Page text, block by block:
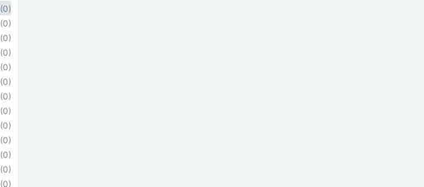
(0)
(0)
(0)
(0)
(0)
(0)
(0)
(0)
(0)
(0)
(0)
(0)
(0)